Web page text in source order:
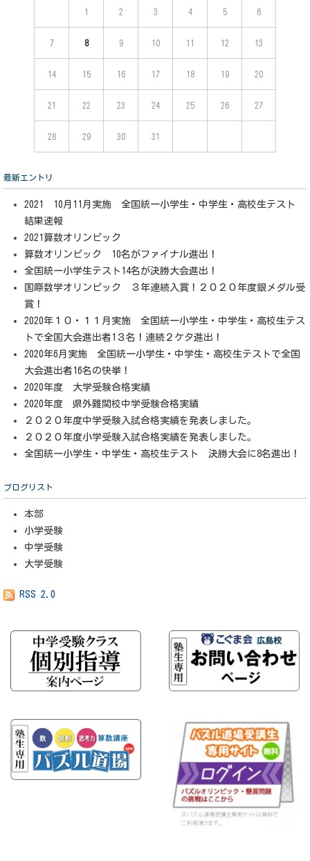
1 2 3 4 5 6
7 8 9 10 11 12 13
14 15 16 17 18 19 20
21 22 23 24 25 26 27
28 29 30 31
最新エントリ
2021 10月11月実施 全国統一小学生・中学生・高校生テスト
結果速報
2021算数オリンピック
算数オリンピック 10名がファイナル進出！
全国統一小学生テスト14名が決勝大会進出！
国際数学オリンピック ３年連続入賞！２０２０年度銀メダル受
賞！
2020年１０・１１月実施 全国統一小学生・中学生・高校生テス
トで全国大会進出者1３名！連続２ケタ進出！
2020年6月実施 全国統一小学生・中学生・高校生テストで全国
大会進出者16名の快挙！
2020年度 大学受験合格実績
2020年度 県外難関校中学受験合格実績
２０２０年度中学受験入試合格実績を発表しました。
２０２０年度小学受験入試合格実績を発表しました。
全国統一小学生・中学生・高校生テスト 決勝大会に8名進出！
ブログリスト
本部
小学受験
中学受験
大学受験
RSS 2.0